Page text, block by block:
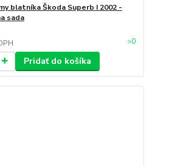
blatníka Škoda Superb I 2002 -
sada
>0
Pridať do košíka